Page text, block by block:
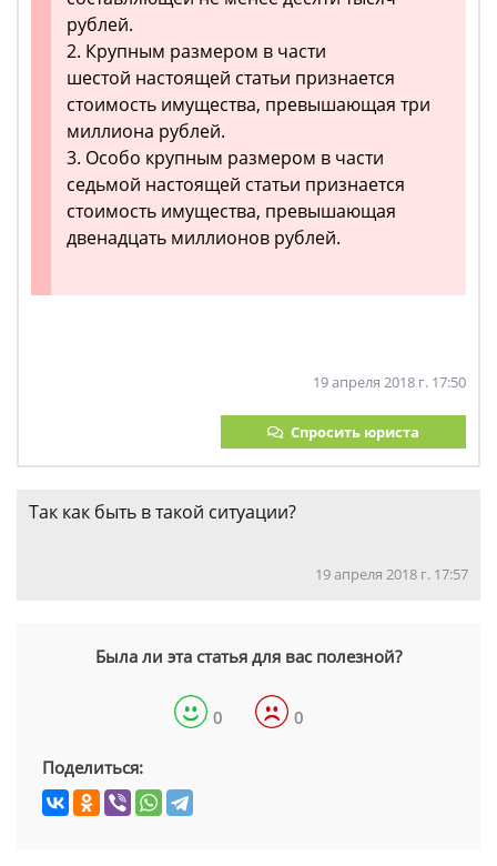
рублей.
2. Крупным размером в части
шестой настоящей статьи признается
стоимость имущества, превышающая три
миллиона рублей.
3. Особо крупным размером в части
седьмой настоящей статьи признается
стоимость имущества, превышающая
двенадцать миллионов рублей.
19 апреля 2018 г. 17:50
Спросить юриста
Так как быть в такой ситуации?
19 апреля 2018 г. 17:57
Была ли эта статья для вас полезной?
0 0
Поделиться: